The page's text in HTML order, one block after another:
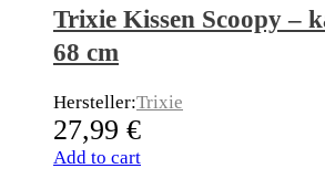
Trixie Kissen Scoopy –
68 cm
Hersteller:Trixie
27,99 €
Add to cart